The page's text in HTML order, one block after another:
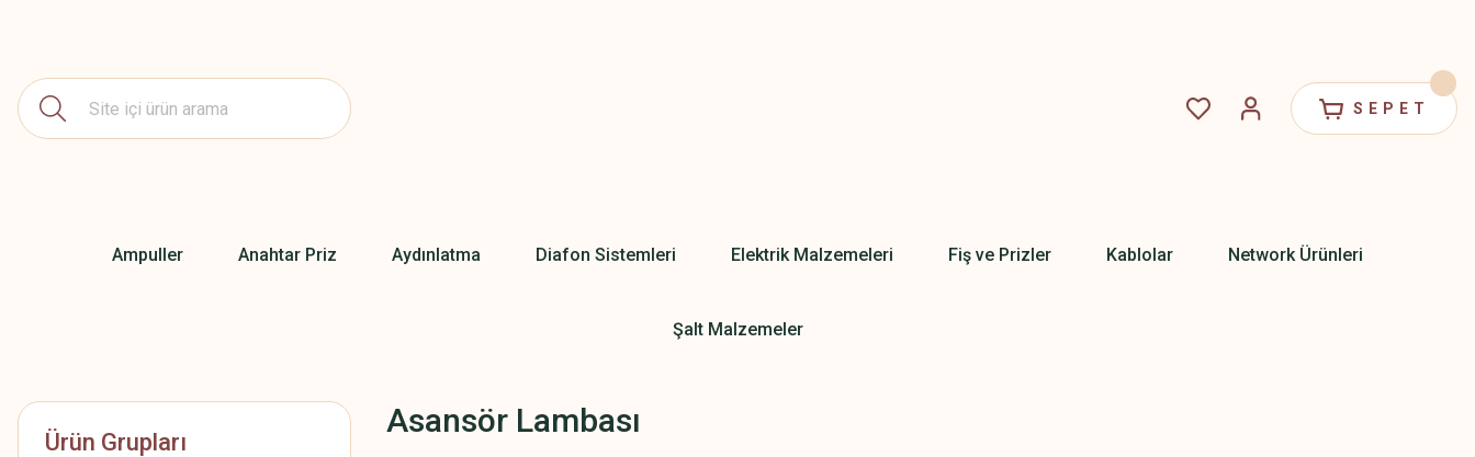
SEPET
Ampuller Anahtar Priz Aydınlatma Diafon Sistemleri Elektrik Malzemeleri Fiş ve Prizler Kablolar Network Ürünleri
Şalt Malzemeler
Ürün Grupları
Asansör Lambası